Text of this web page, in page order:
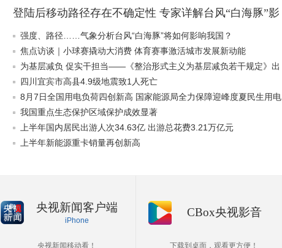
登陆后移动路径存在不确定性 专家详解台风“白海豚”影
响强度、路径……气象分析台风“白海豚”将如何影响我国？
焦点访谈｜小球赛撬动大消费 体育赛事激活城市发展新动能
为基层减负 促实干担当——《整治形式主义为基层减负若干规定》出
台两周年观察
四川宜宾市高县4.9级地震致1人死亡
8月7日全国用电负荷四创新高 国家能源局全力保障迎峰度夏民生用电
我国重点生态保护区域保护成效显著
上半年国内居民出游人次34.63亿 出游总花费3.21万亿元
上半年新能源重卡销量再创新高
央视新闻客户端
iPhone
央视新闻移动看！
CBox央视影音
下载到桌面，观看更方便！